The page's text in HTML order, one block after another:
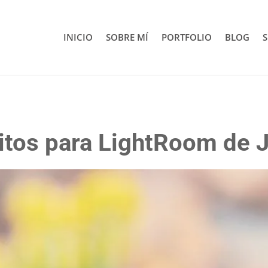
INICIO SOBRE MÍ PORTFOLIO BLOG
para LightRoom de